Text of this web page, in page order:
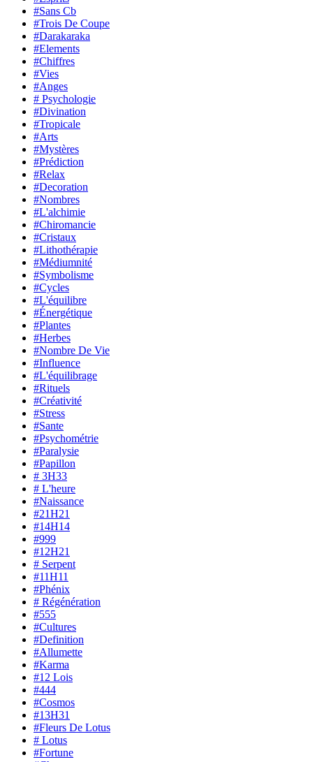
#Sans Cb
#Trois De Coupe
#Darakaraka
#Elements
#Chiffres
#Vies
#Anges
# Psychologie
#Divination
#Tropicale
#Arts
#Mystères
#Prédiction
#Relax
#Decoration
#Nombres
#L'alchimie
#Chiromancie
#Cristaux
#Lithothérapie
#Médiumnité
#Symbolisme
#Cycles
#L'équilibre
#Énergétique
#Plantes
#Herbes
#Nombre De Vie
#Influence
#L'équilibrage
#Rituels
#Créativité
#Stress
#Sante
#Psychométrie
#Paralysie
#Papillon
# 3H33
# L'heure
#Naissance
#21H21
#14H14
#999
#12H21
# Serpent
#11H11
#Phénix
# Régénération
#555
#Cultures
#Definition
#Allumette
#Karma
#12 Lois
#444
#Cosmos
#13H31
#Fleurs De Lotus
# Lotus
#Fortune